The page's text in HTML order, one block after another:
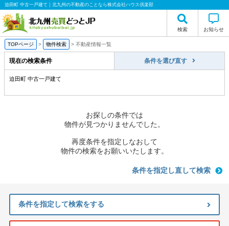
迫田町 中古一戸建て｜北九州の不動産のことなら株式会社ハウス倶楽部
検索 お知らせ
TOPページ > 物件検索 > 不動産情報一覧
現在の検索条件 条件を選び直す
迫田町 中古一戸建て
お探しの条件では
物件が見つかりませんでした。
再度条件を指定しなおして
物件の検索をお願いいたします。
条件を指定し直して検索
条件を指定して検索をする